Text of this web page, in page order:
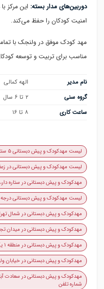
دوربین‌های مدار بسته: این مرکز
امنیت کودکان را حفظ می‌کند.
مهد کودک موفق در ولنجک با
مناسب برای تربیت و توسعه
نام مدیر
الهه کمالی
گروه سنی
۲ تا ۶ سال
ساعت کاری
۸ تا ۱۶
لیست مهدکودک و پیش دبستانی ۵ ستاره تهران
لیست مهدکودک و پیش دبستانی در
مهدکودک و پیش دبستانی در ستاره
لیست مهدکودک و پیش دبستانی
مهدکودک و پیش دبستانی در شمال
مهدکودک و پیش دبستانی در میدان
مهدکودک و پیش دبستانی در منطقه ۱ یک تهران
مهدکودک و پیش دبستانی در خیابان
مهدکودک و پیش دبستانی در سعادت
شماره تلفن